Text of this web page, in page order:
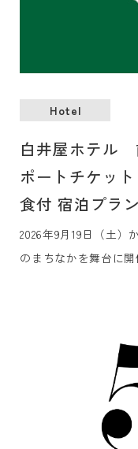
Hotel
白井屋ホテル
ポートチケッ
食付 宿泊プラン
2026年9月19日（土）
のまちなかを舞台に
ンの販売を7月21日（